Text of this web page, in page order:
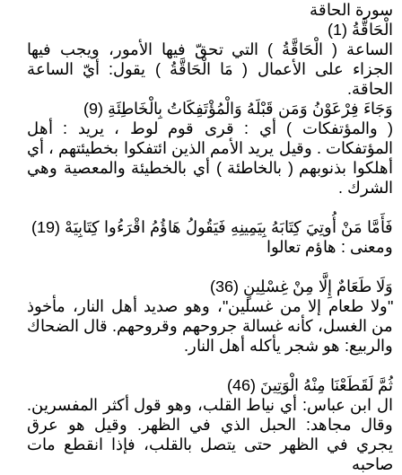
سورة الحاقة
الْحَاقَّةُ (1)
الساعة ( الْحَاقَّةُ ) التي تحقّ فيها الأمور، ويجب فيها
الجزاء على الأعمال ( مَا الْحَاقَّةُ ) يقول: أيّ الساعة
الحاقة.
وَجَاءَ فِرْعَوْنُ وَمَن قَبْلَهُ وَالْمُؤْتَفِكَاتُ بِالْخَاطِئَةِ (9)
( والمؤتفكات ) أي : قرى قوم لوط ، يريد : أهل
المؤتفكات . وقيل يريد الأمم الذين ائتفكوا بخطيئتهم ، أي
أهلكوا بذنوبهم ( بالخاطئة ) أي بالخطيئة والمعصية وهي
الشرك .
فَأَمَّا مَنْ أُوتِيَ كِتَابَهُ بِيَمِينِهِ فَيَقُولُ هَاؤُمُ اقْرَءُوا كِتَابِيَهْ (19)
ومعنى : هاؤم تعالوا
وَلَا طَعَامٌ إِلَّا مِنْ غِسْلِينٍ (36)
"ولا طعام إلا من غسلين"، وهو صديد أهل النار، مأخوذ
من الغسل، كأنه غسالة جروحهم وقروحهم. قال الضحاك
والربيع: هو شجر يأكله أهل النار.
ثُمَّ لَقَطَعْنَا مِنْهُ الْوَتِينَ (46)
ال ابن عباس: أي نياط القلب، وهو قول أكثر المفسرين.
وقال مجاهد: الحبل الذي في الظهر. وقيل هو عرق
يجري في الظهر حتى يتصل بالقلب، فإذا انقطع مات
صاحبه